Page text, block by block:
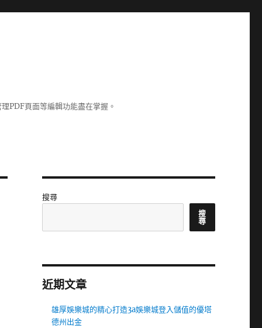
PDF頁面等編輯功能盡在掌握。
搜尋
搜
尋
近期文章
雄厚娛樂城的精心打造3a娛樂城登入儲值的優塔
德州出金